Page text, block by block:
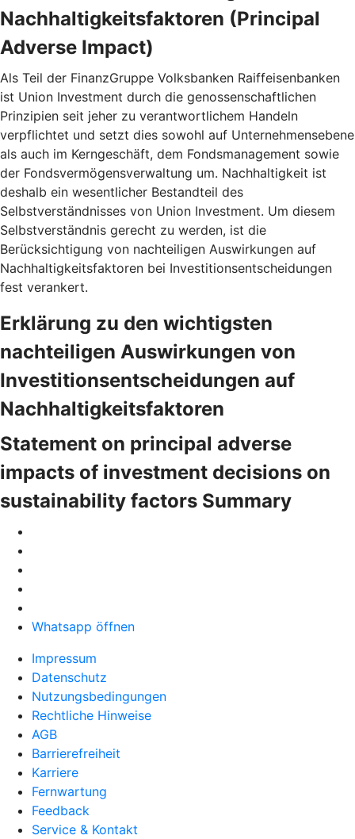
Nachhaltigkeitsfaktoren (Principal
Adverse Impact)
Als Teil der FinanzGruppe Volksbanken Raiffeisenbanken
ist Union Investment durch die genossenschaftlichen
Prinzipien seit jeher zu verantwortlichem Handeln
verpflichtet und setzt dies sowohl auf Unternehmensebene
als auch im Kerngeschäft, dem Fondsmanagement sowie
der Fondsvermögensverwaltung um. Nachhaltigkeit ist
deshalb ein wesentlicher Bestandteil des
Selbstverständnisses von Union Investment. Um diesem
Selbstverständnis gerecht zu werden, ist die
Berücksichtigung von nachteiligen Auswirkungen auf
Nachhaltigkeitsfaktoren bei Investitionsentscheidungen
fest verankert.
Erklärung zu den wichtigsten
nachteiligen Auswirkungen von
Investitionsentscheidungen auf
Nachhaltigkeitsfaktoren
Statement on principal adverse
impacts of investment decisions on
sustainability factors Summary
Whatsapp öffnen
Impressum
Datenschutz
Nutzungsbedingungen
Rechtliche Hinweise
AGB
Barrierefreiheit
Karriere
Fernwartung
Feedback
Service & Kontakt